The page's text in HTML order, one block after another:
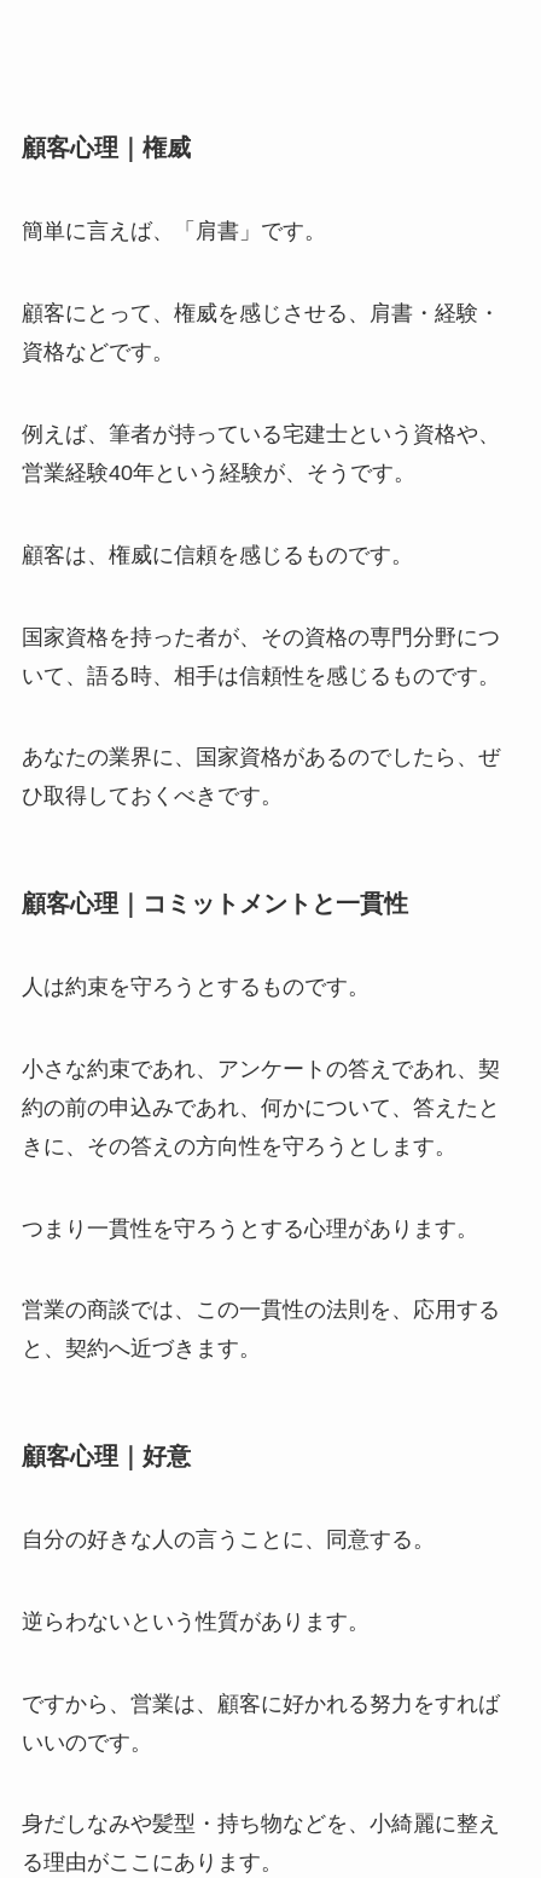
顧客心理｜権威
簡単に言えば、「肩書」です。
顧客にとって、権威を感じさせる、肩書・経験・
資格などです。
例えば、筆者が持っている宅建士という資格や、
営業経験40年という経験が、そうです。
顧客は、権威に信頼を感じるものです。
国家資格を持った者が、その資格の専門分野につ
いて、語る時、相手は信頼性を感じるものです。
あなたの業界に、国家資格があるのでしたら、ぜ
ひ取得しておくべきです。
顧客心理｜コミットメントと一貫性
人は約束を守ろうとするものです。
小さな約束であれ、アンケートの答えであれ、契
約の前の申込みであれ、何かについて、答えたと
きに、その答えの方向性を守ろうとします。
つまり一貫性を守ろうとする心理があります。
営業の商談では、この一貫性の法則を、応用する
と、契約へ近づきます。
顧客心理｜好意
自分の好きな人の言うことに、同意する。
逆らわないという性質があります。
ですから、営業は、顧客に好かれる努力をすれば
いいのです。
身だしなみや髪型・持ち物などを、小綺麗に整え
る理由がここにあります。